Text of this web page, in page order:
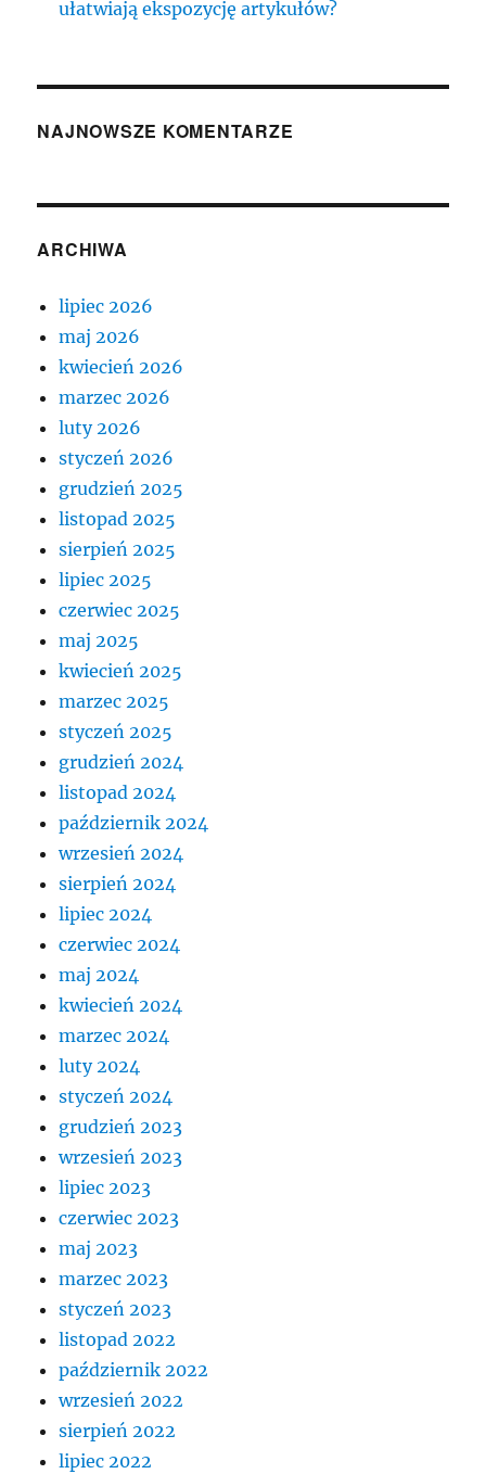
ułatwiają ekspozycję artykułów?
NAJNOWSZE KOMENTARZE
ARCHIWA
lipiec 2026
maj 2026
kwiecień 2026
marzec 2026
luty 2026
styczeń 2026
grudzień 2025
listopad 2025
sierpień 2025
lipiec 2025
czerwiec 2025
maj 2025
kwiecień 2025
marzec 2025
styczeń 2025
grudzień 2024
listopad 2024
październik 2024
wrzesień 2024
sierpień 2024
lipiec 2024
czerwiec 2024
maj 2024
kwiecień 2024
marzec 2024
luty 2024
styczeń 2024
grudzień 2023
wrzesień 2023
lipiec 2023
czerwiec 2023
maj 2023
marzec 2023
styczeń 2023
listopad 2022
październik 2022
wrzesień 2022
sierpień 2022
lipiec 2022